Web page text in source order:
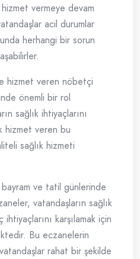
vermeye devam
acil durumlar
herhangi bir sorun
hizmet veren nöbetçi
önemli bir rol
sağlık ihtiyaçlarını
hizmet veren bu
sağlık hizmeti
ve tatil günlerinde
vatandaşların sağlık
karşılamak için
Bu eczanelerin
rahat bir şekilde